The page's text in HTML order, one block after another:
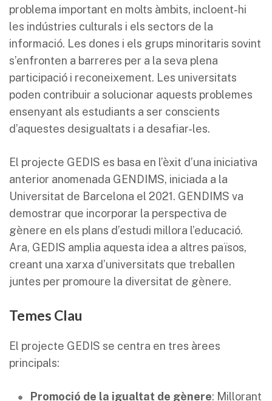
problema important en molts àmbits, incloent-hi
les indústries culturals i els sectors de la
informació. Les dones i els grups minoritaris sovint
s’enfronten a barreres per a la seva plena
participació i reconeixement. Les universitats
poden contribuir a solucionar aquests problemes
ensenyant als estudiants a ser conscients
d’aquestes desigualtats i a desafiar-les.
El projecte GEDIS es basa en l’èxit d’una iniciativa
anterior anomenada GENDIMS, iniciada a la
Universitat de Barcelona el 2021. GENDIMS va
demostrar que incorporar la perspectiva de
gènere en els plans d’estudi millora l’educació.
Ara, GEDIS amplia aquesta idea a altres països,
creant una xarxa d’universitats que treballen
juntes per promoure la diversitat de gènere.
Temes Clau
El projecte GEDIS se centra en tres àrees
principals:
Promoció de la igualtat de gènere: Millorant